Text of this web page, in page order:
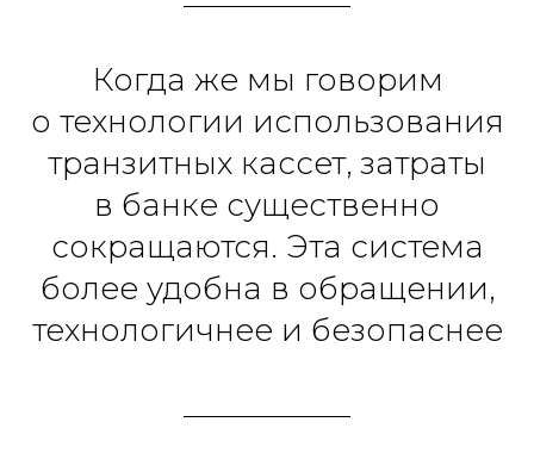
Когда же мы говорим
о технологии использования
транзитных кассет, затраты
в банке существенно
сокращаются. Эта система
более удобна в обращении,
технологичнее и безопаснее